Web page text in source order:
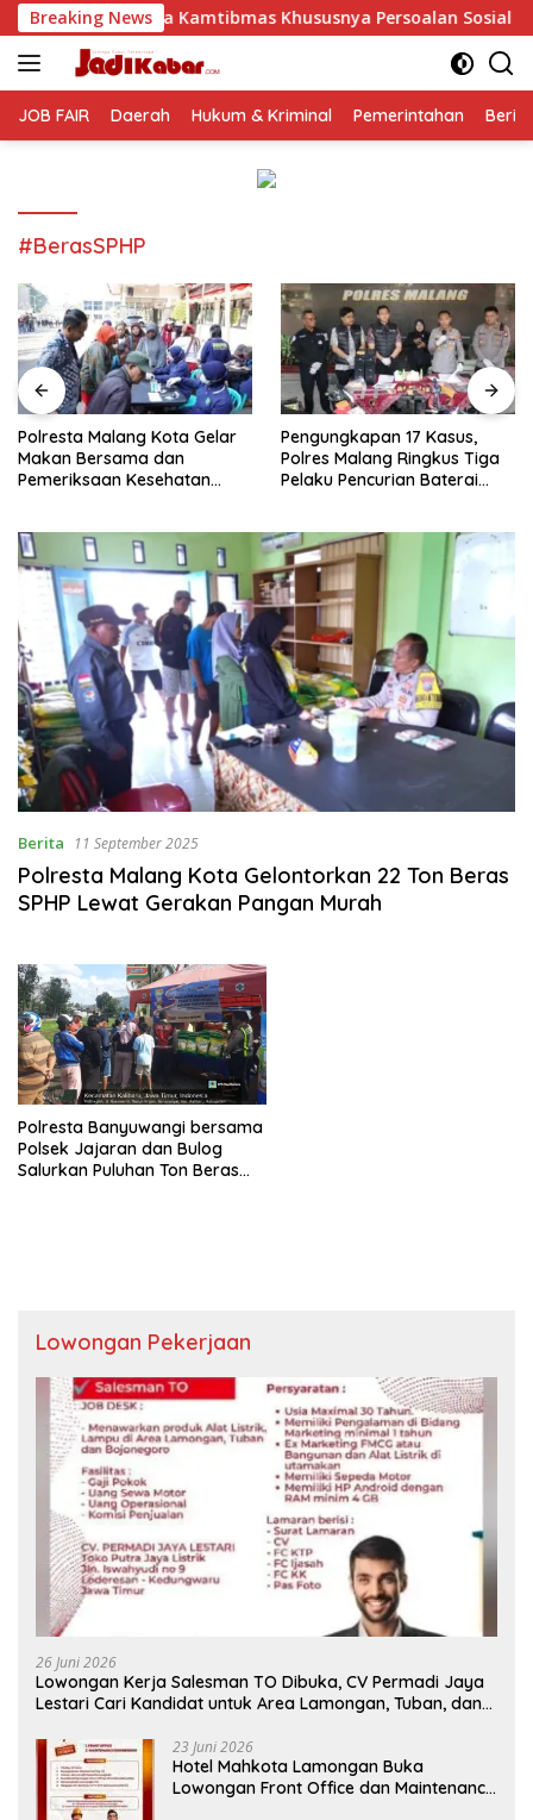
Langsung
ke
konten
Breaking News
Khususnya Persoalan Sosial Polresta Malang
JOB FAIR Daerah Hukum & Kriminal Pemerintahan
#BerasSPHP
Polresta Malang Kota Gelar
Makan Bersama dan
Pemeriksaan Kesehatan
Pengungkapan 17 Kasus,
Polres Malang Ringkus Tiga
Pelaku Pencurian Baterai
Berita 11 September 2025
Polresta Malang Kota Gelontorkan 22 Ton Beras
SPHP Lewat Gerakan Pangan Murah
Polresta Banyuwangi bersama
Polsek Jajaran dan Bulog
Salurkan Puluhan Ton Beras
Lowongan Pekerjaan
26 Juni 2026
Lowongan Kerja Salesman TO Dibuka, CV Permadi Jaya
Lestari Cari Kandidat untuk Area Lamongan, Tuban, dan
23 Juni 2026
Hotel Mahkota Lamongan Buka
Lowongan Front Office dan Maintenance